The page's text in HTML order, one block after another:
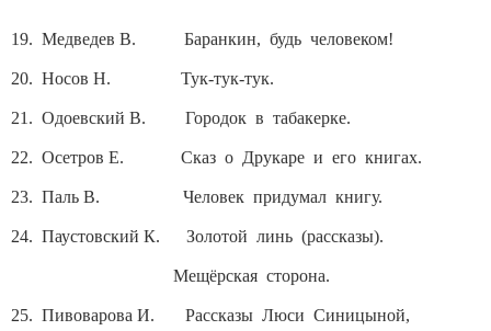
19. Медведев В. Баранкин, будь человеком!
20. Носов Н. Тук-тук-тук.
21. Одоевский В. Городок в табакерке.
22. Осетров Е. Сказ о Друкаре и его книгах.
23. Паль В. Человек придумал книгу.
24. Паустовский К. Золотой линь (рассказы).
Мещёрская сторона.
25. Пивоварова И. Рассказы Люси Синицыной,